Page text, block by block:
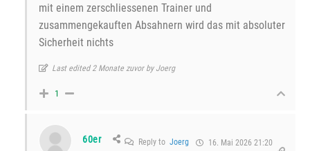
mit einem zerschliessenen Trainer und
zusammengekauften Absahnern wird das mit absoluter
Sicherheit nichts
Last edited 2 Monate zuvor by Joerg
1
60er Reply to Joerg 16. Mai 2026 21:20